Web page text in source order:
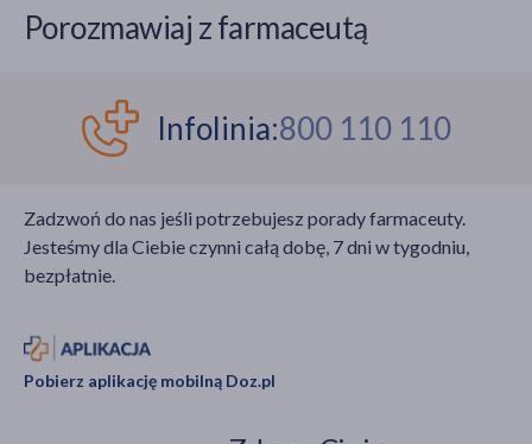
Porozmawiaj z farmaceutą
Infolinia:800 110 110
Zadzwoń do nas jeśli potrzebujesz porady farmaceuty.
Jesteśmy dla Ciebie czynni całą dobę, 7 dni w tygodniu,
bezpłatnie.
Pobierz aplikację mobilną Doz.pl